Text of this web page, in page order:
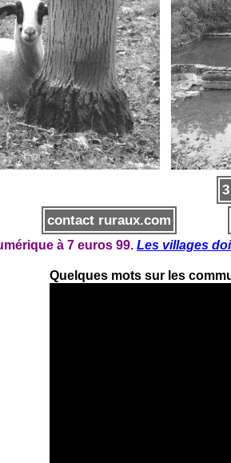
contact ruraux.com
à 7 euros 99. Les villages
Quelques mots sur les